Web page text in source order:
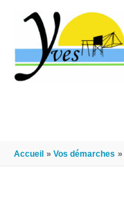
Accueil Vos démarches